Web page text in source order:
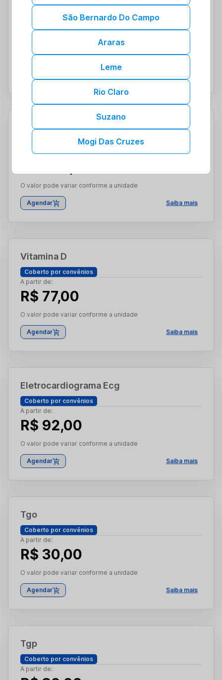
Coberto por convênios
R$ 48,00
O valor pode variar conforme a unidade
Agendar Saiba mais
Coronavirus Qualitativo Por Pcr
Coberto por convênios
A partir de:
O valor pode variar conforme a unidade
Agendar Saiba mais
Vitamina D
Coberto por convênios
A partir de:
R$ 77,00
O valor pode variar conforme a unidade
Agendar Saiba mais
Eletrocardiograma Ecg
Coberto por convênios
A partir de:
R$ 92,00
O valor pode variar conforme a unidade
Agendar Saiba mais
Tgo
Coberto por convênios
A partir de:
R$ 30,00
O valor pode variar conforme a unidade
Agendar Saiba mais
Tgp
Coberto por convênios
A partir de:
São Bernardo Do Campo
Araras
Leme
Rio Claro
Suzano
Mogi Das Cruzes